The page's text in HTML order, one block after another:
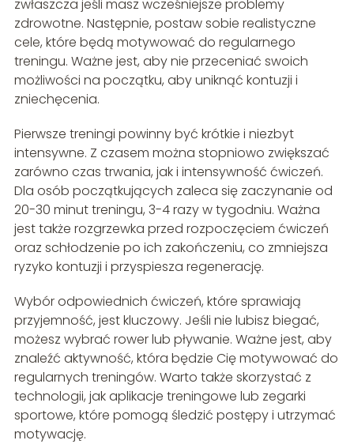
zwłaszcza jeśli masz wcześniejsze problemy
zdrowotne. Następnie, postaw sobie realistyczne
cele, które będą motywować do regularnego
treningu. Ważne jest, aby nie przeceniać swoich
możliwości na początku, aby uniknąć kontuzji i
zniechęcenia.
Pierwsze treningi powinny być krótkie i niezbyt
intensywne. Z czasem można stopniowo zwiększać
zarówno czas trwania, jak i intensywność ćwiczeń.
Dla osób początkujących zaleca się zaczynanie od
20-30 minut treningu, 3-4 razy w tygodniu. Ważna
jest także rozgrzewka przed rozpoczęciem ćwiczeń
oraz schłodzenie po ich zakończeniu, co zmniejsza
ryzyko kontuzji i przyspiesza regenerację.
Wybór odpowiednich ćwiczeń, które sprawiają
przyjemność, jest kluczowy. Jeśli nie lubisz biegać,
możesz wybrać rower lub pływanie. Ważne jest, aby
znaleźć aktywność, która będzie Cię motywować do
regularnych treningów. Warto także skorzystać z
technologii, jak aplikacje treningowe lub zegarki
sportowe, które pomogą śledzić postępy i utrzymać
motywację.